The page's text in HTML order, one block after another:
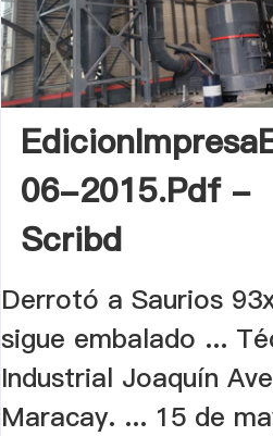
06-2015.pdf -
Scribd
Derrotó a Saurios
sigue embalado ...
Industrial Joaquín
Maracay. ... 15 de